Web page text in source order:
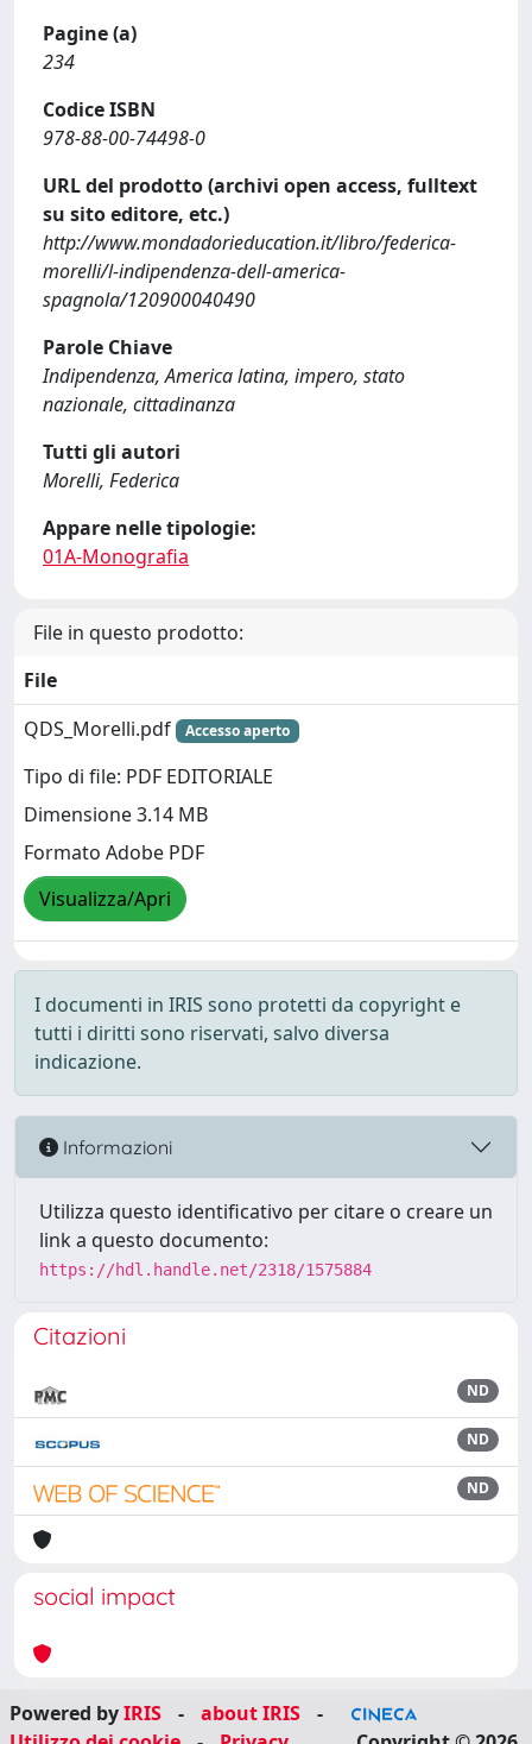
Pagine (a)
234
Codice ISBN
978-88-00-74498-0
URL del prodotto (archivi open access, fulltext
su sito editore, etc.)
http://www.mondadorieducation.it/libro/federica-
morelli/l-indipendenza-dell-america-
spagnola/120900040490
Parole Chiave
Indipendenza, America latina, impero, stato
nazionale, cittadinanza
Tutti gli autori
Morelli, Federica
Appare nelle tipologie:
01A-Monografia
File in questo prodotto:
File
QDS_Morelli.pdf
Accesso aperto
Tipo di file: PDF EDITORIALE
Dimensione 3.14 MB
Formato Adobe PDF
Visualizza/Apri
I documenti in IRIS sono protetti da copyright e
tutti i diritti sono riservati, salvo diversa
indicazione.
Informazioni
Utilizza questo identificativo per citare o creare un
link a questo documento:
https://hdl.handle.net/2318/1575884
Citazioni
ND
ND
ND
social impact
Powered byIRIS - about IRIS
-